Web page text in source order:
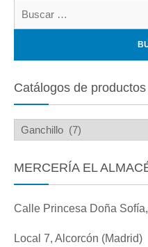
Catálogos de productos
MERCERÍA EL
Calle Princesa Doña
Local 7, Alcorcón (Madrid)